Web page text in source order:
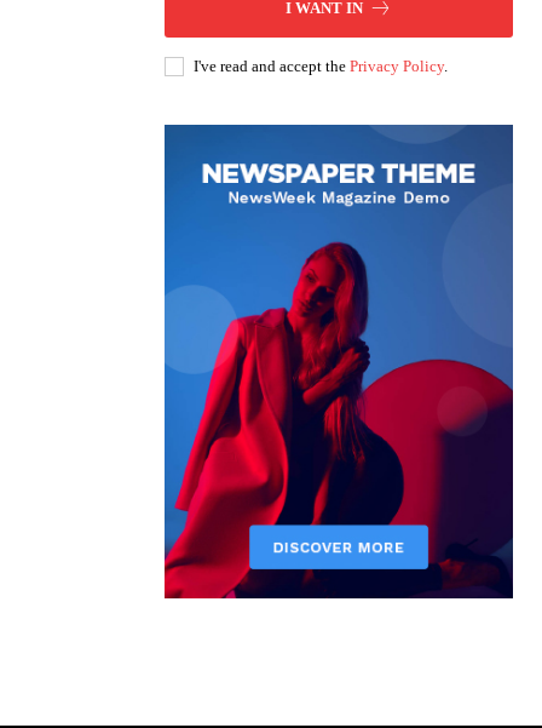
I WANT IN
I've read and accept the Privacy Policy.